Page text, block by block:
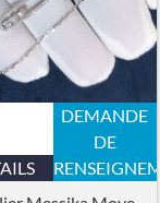
DEMANDE
DE